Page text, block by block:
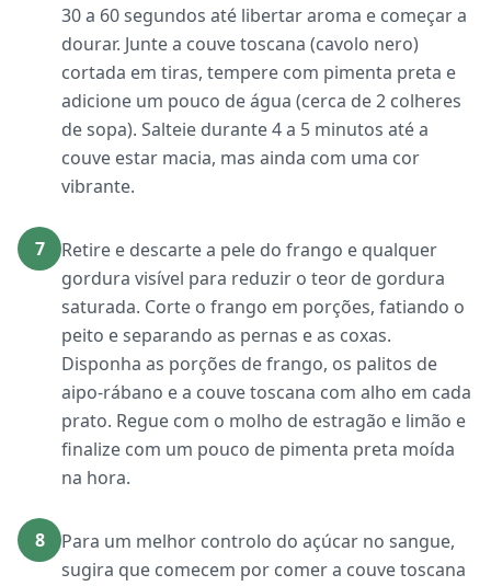
30 a 60 segundos até libertar aroma e começar a
dourar. Junte a couve toscana (cavolo nero)
cortada em tiras, tempere com pimenta preta e
adicione um pouco de água (cerca de 2 colheres
de sopa). Salteie durante 4 a 5 minutos até a
couve estar macia, mas ainda com uma cor
vibrante.
7
Retire e descarte a pele do frango e qualquer
gordura visível para reduzir o teor de gordura
saturada. Corte o frango em porções, fatiando o
peito e separando as pernas e as coxas.
Disponha as porções de frango, os palitos de
aipo-rábano e a couve toscana com alho em cada
prato. Regue com o molho de estragão e limão e
finalize com um pouco de pimenta preta moída
na hora.
8
Para um melhor controlo do açúcar no sangue,
sugira que comecem por comer a couve toscana